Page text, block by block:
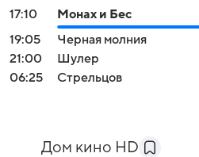
17:10
Монах и Бес
19:05
Черная молния
21:00
Шулер
06:25
Стрельцов
Дом кино HD